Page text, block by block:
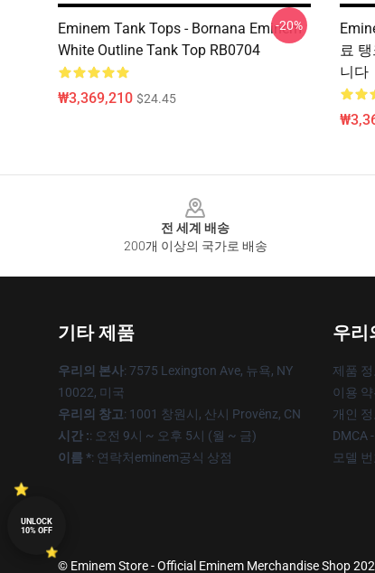
Eminem Tank Tops - Bornana Eminem
White Outline Tank Top RB0704
₩3,369,210 $24.45
-20%
료
니다
전 세계 배송
200개 이상의 국가로 배송
기타 제품
우리의 본사: 7575 Lexington Ave, 뉴욕, NY
10022, 미국
우리의 창고: 1001 창원시, 산시 Provënz, CN
시간 :: 오전 9시 ~ 오후 5시 (월 ~ 금)
이름 *: 연락처eminem공식 상점
우리
제품 정
이용
개인
DMCA
모델
© Eminem Store - Official Eminem Merchandise Shop
UNLOCK
10% OFF